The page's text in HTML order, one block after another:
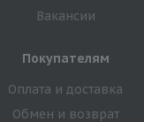
Вакансии
Покупателям
Оплата и доставка
Обмен и возврат